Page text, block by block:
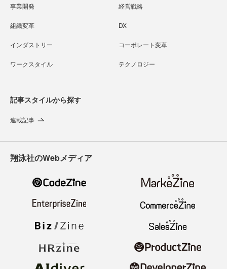
事業開発 経営戦略
組織変革 DX
インダストリー コーポレート変革
ワークスタイル テクノロジー
記事スタイルから探す
連載記事
翔泳社のWebメディア